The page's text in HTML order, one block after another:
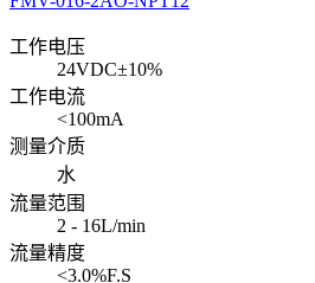
工作电压
24VDC±10%
工作电流
<100mA
测量介质
水
流量范围
2 - 16L/min
流量精度
<3.0%F.S